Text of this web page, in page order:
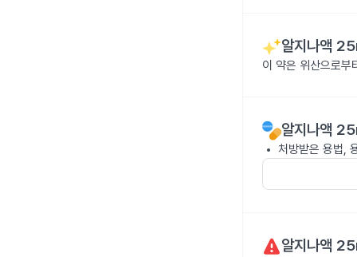
알지나액
이 약은 위산으로부
알지나액
처방받은 용법,
알지나액